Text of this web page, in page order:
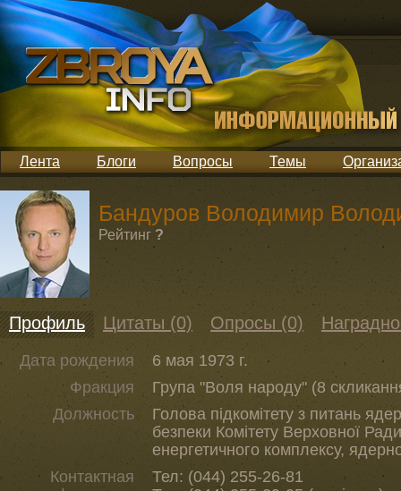
Лента Блоги Вопросы Темы
Бандуров Володимир
Рейтинг ?
Профиль Цитаты (0) Опросы (0)
Дата рождения
6 мая 1973 г.
Фракция
Група "Воля народу" (8
Должность
Голова підкомітету з питань
безпеки Комітету Верховної
енергетичного комплексу,
Контактная
Тел: (044) 255-26-81